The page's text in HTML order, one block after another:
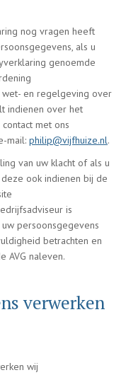
nog vragen heeft
als u
genoemde
wet- en regelgeving over
indienen over het
met ons
mail: philip@vijfhuize.nl.
van uw klacht of als u
ook indienen bij de
is
persoonsgegevens
betrachten en
AVG naleven.
verwerken
wij